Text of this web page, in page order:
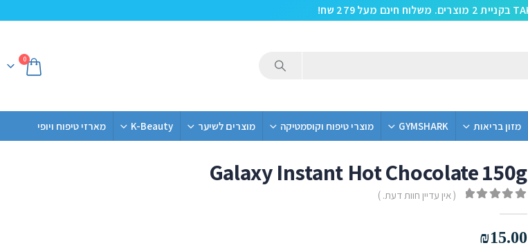
0
מזון בריאות GYMSHARK מוצרי טיפוח וקוסמטיקה מוצרים לשיער K-Beauty מארזי טיפוח ויופי
Galaxy Instant Hot Chocolate 150g
( אין עדיין חוות דעת. )
₪15.00